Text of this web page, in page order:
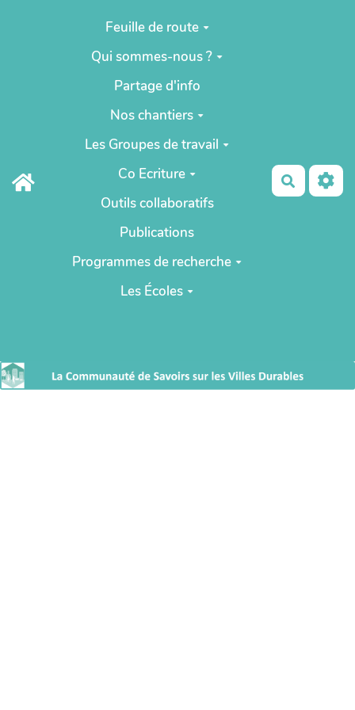
Aller au contenu principal
Feuille de route
Qui sommes-nous ?
Partage d'info
Nos chantiers
Les Groupes de travail
Co Ecriture
Outils collaboratifs
Publications
Programmes de recherche
Les Écoles